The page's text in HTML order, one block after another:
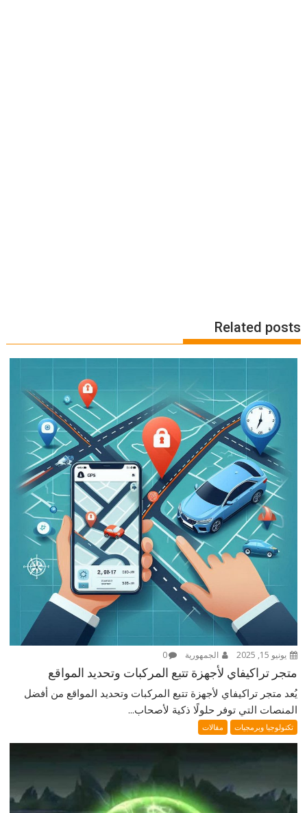
Related posts
يونيو 15, 2025 الجمهورية 0
متجر تراكيفاي لأجهزة تتبع المركبات وتحديد المواقع
يُعد متجر تراكيفاي لأجهزة تتبع المركبات وتحديد المواقع من أفضل
المنصات التي توفر حلولًا ذكية لأصحاب...
تكنولوجيا وبرمجيات مقالات